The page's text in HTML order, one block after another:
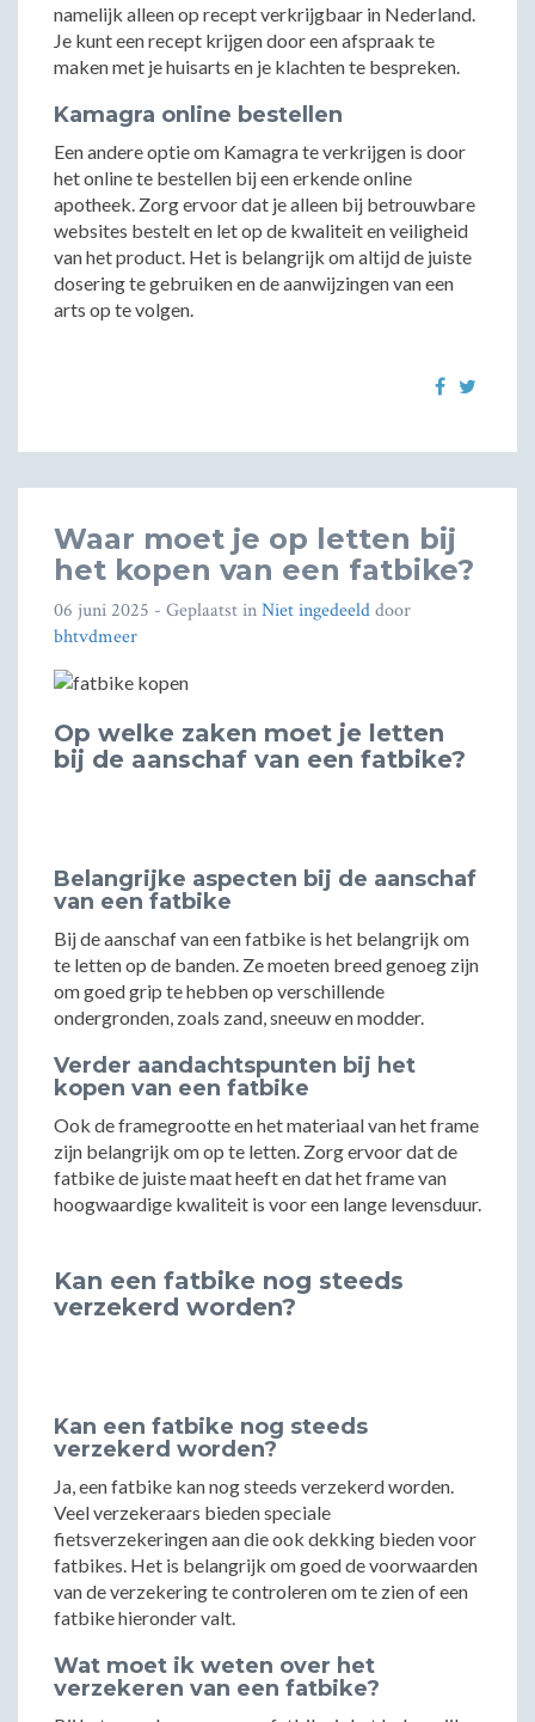
namelijk alleen op recept verkrijgbaar in Nederland.
Je kunt een recept krijgen door een afspraak te
maken met je huisarts en je klachten te bespreken.
Kamagra online bestellen
Een andere optie om Kamagra te verkrijgen is door
het online te bestellen bij een erkende online
apotheek. Zorg ervoor dat je alleen bij betrouwbare
websites bestelt en let op de kwaliteit en veiligheid
van het product. Het is belangrijk om altijd de juiste
dosering te gebruiken en de aanwijzingen van een
arts op te volgen.
Waar moet je op letten bij
het kopen van een fatbike?
06 juni 2025 - Geplaatst inNiet ingedeelddoor
bhtvdmeer
Op welke zaken moet je letten
bij de aanschaf van een fatbike?
Belangrijke aspecten bij de aanschaf
van een fatbike
Bij de aanschaf van een fatbike is het belangrijk om
te letten op de banden. Ze moeten breed genoeg zijn
om goed grip te hebben op verschillende
ondergronden, zoals zand, sneeuw en modder.
Verder aandachtspunten bij het
kopen van een fatbike
Ook de framegrootte en het materiaal van het frame
zijn belangrijk om op te letten. Zorg ervoor dat de
fatbike de juiste maat heeft en dat het frame van
hoogwaardige kwaliteit is voor een lange levensduur.
Kan een fatbike nog steeds
verzekerd worden?
Kan een fatbike nog steeds
verzekerd worden?
Ja, een fatbike kan nog steeds verzekerd worden.
Veel verzekeraars bieden speciale
fietsverzekeringen aan die ook dekking bieden voor
fatbikes. Het is belangrijk om goed de voorwaarden
van de verzekering te controleren om te zien of een
fatbike hieronder valt.
Wat moet ik weten over het
verzekeren van een fatbike?